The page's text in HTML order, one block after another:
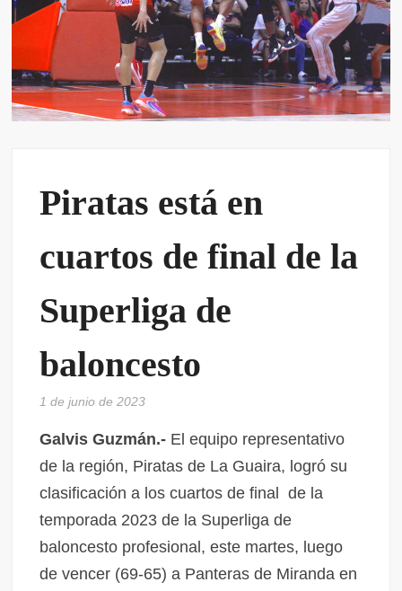
Piratas está en
cuartos de final de la
Superliga de
baloncesto
1 de junio de 2023
Galvis Guzmán.- El equipo representativo
de la región, Piratas de La Guaira, logró su
clasificación a los cuartos de final de la
temporada 2023 de la Superliga de
baloncesto profesional, este martes, luego
de vencer (69-65) a Panteras de Miranda en